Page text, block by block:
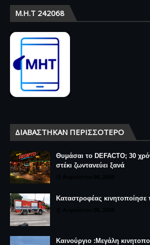
Μ.Η.Τ 242068
ΔΙΑΒΆΣΤΗΚΑΝ ΠΕΡΙΣΣΌΤΕΡΟ
Θυμάσαι το DEFACTO; 30
στέκι ζωντανεύει ξανά
Καταστροφέας κινητοποίησε
Καινούργιο :Μεγάλη